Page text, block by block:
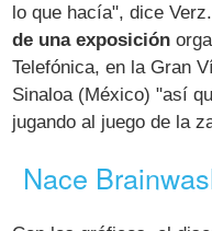
lo que hacía", dice
de una exposición
Telefónica, en la Gran
Sinaloa (México) "así
jugando al juego de la
Nace